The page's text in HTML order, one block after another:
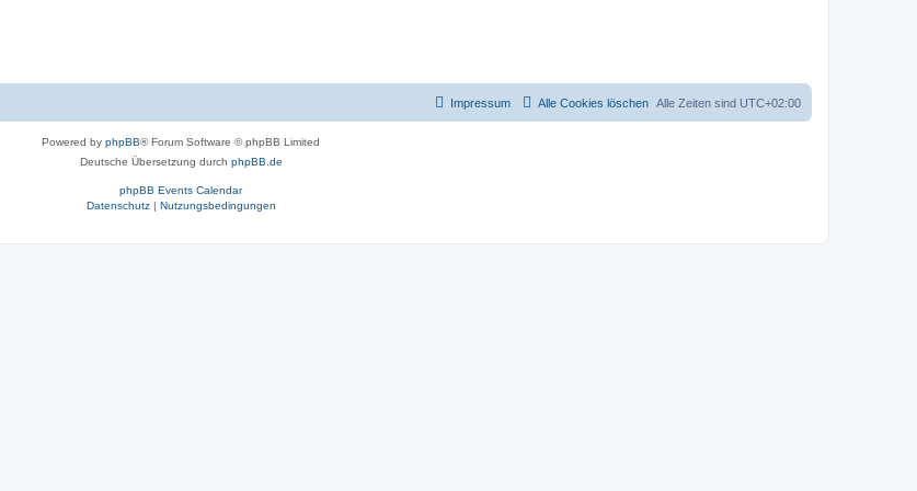
Alle Zeiten sind UTC+02:00
Alle Cookies löschen
Impressum
Powered by phpBB® Forum Software © phpBB Limited
Deutsche Übersetzung durch phpBB.de
phpBB Events Calendar
Datenschutz| Nutzungsbedingungen